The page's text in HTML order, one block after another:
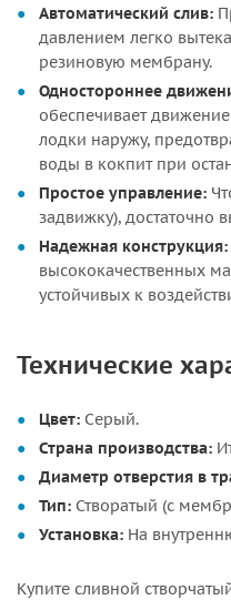
Автоматический слив:
давлением легко
резиновую мембрану.
Одностороннее
обеспечивает
лодки наружу,
воды в кокпит при
Простое управление:
задвижку), достаточно
Надежная конструкция:
высококачественных
устойчивых к
Технические
Цвет: Серый.
Страна производства:
Диаметр отверстия в
Тип: Створатый (с
Установка: На
Купите сливной